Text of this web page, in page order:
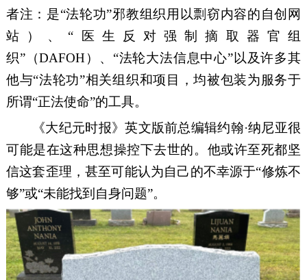
者注： 是“法轮功”邪教组织用以剽窃内容的自创网
站）、 “医生反对强制摘取器官组
织”（DAFOH ） 、 “法轮大法信息中心”以及许多其
他与“法轮功”相关组织和项目，均被包装为服务于
所谓“正法使命”的工具。
《大纪元时报》英文版前总编辑约翰·纳尼亚很
可能是在这种思想操控下去世的。 他或许至死都坚
信这套歪理，甚至可能认为自己的不幸源于“修炼不
够”或“未能找到自身问题”。